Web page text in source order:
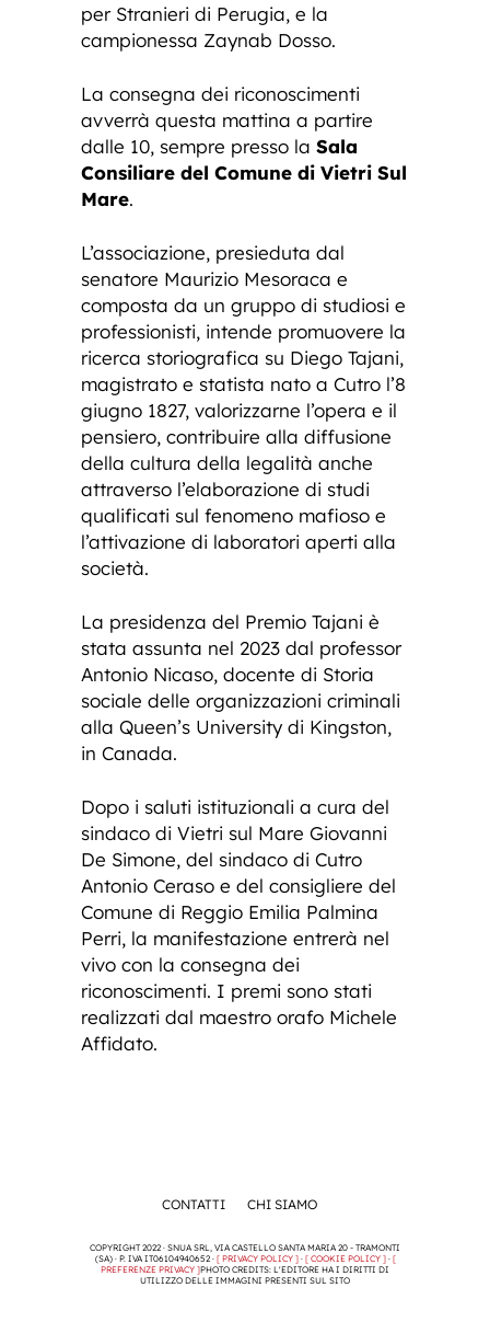
per Stranieri di Perugia, e la
campionessa Zaynab Dosso.
La consegna dei riconoscimenti
avverrà questa mattina a partire
dalle 10, sempre presso la Sala
Consiliare del Comune di Vietri Sul
Mare.
L’associazione, presieduta dal
senatore Maurizio Mesoraca e
composta da un gruppo di studiosi e
professionisti, intende promuovere la
ricerca storiografica su Diego Tajani,
magistrato e statista nato a Cutro l’8
giugno 1827, valorizzarne l’opera e il
pensiero, contribuire alla diffusione
della cultura della legalità anche
attraverso l’elaborazione di studi
qualificati sul fenomeno mafioso e
l’attivazione di laboratori aperti alla
società.
La presidenza del Premio Tajani è
stata assunta nel 2023 dal professor
Antonio Nicaso, docente di Storia
sociale delle organizzazioni criminali
alla Queen’s University di Kingston,
in Canada.
Dopo i saluti istituzionali a cura del
sindaco di Vietri sul Mare Giovanni
De Simone, del sindaco di Cutro
Antonio Ceraso e del consigliere del
Comune di Reggio Emilia Palmina
Perri, la manifestazione entrerà nel
vivo con la consegna dei
riconoscimenti. I premi sono stati
realizzati dal maestro orafo Michele
Affidato.
CONTATTI CHI SIAMO
COPYRIGHT 2022 · SNUA SRL, VIA CASTELLO SANTA MARIA 20 - TRAMONTI
(SA) · P. IVA IT06104940652 · [ PRIVACY POLICY ]· [ COOKIE POLICY ]· [
PREFERENZE PRIVACY ]PHOTO CREDITS: L'EDITORE HA I DIRITTI DI
UTILIZZO DELLE IMMAGINI PRESENTI SUL SITO